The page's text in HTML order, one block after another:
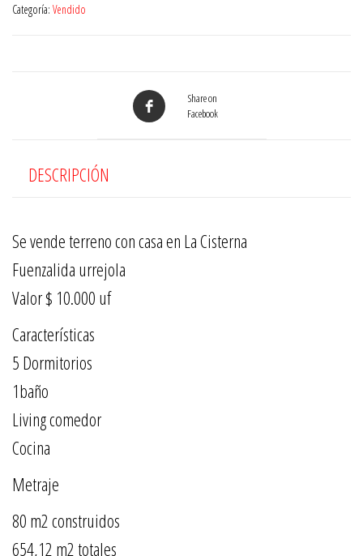
Categoría: Vendido
Share on
Facebook
DESCRIPCIÓN
Se vende terreno con casa en La Cisterna
Fuenzalida urrejola
Valor $ 10.000 uf
Características
5 Dormitorios
1baño
Living comedor
Cocina
Metraje
80 m2 construidos
654,12 m2 totales